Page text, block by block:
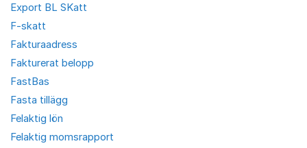
Export BL SKatt
F-skatt
Fakturaadress
Fakturerat belopp
FastBas
Fasta tillägg
Felaktig lön
Felaktig momsrapport